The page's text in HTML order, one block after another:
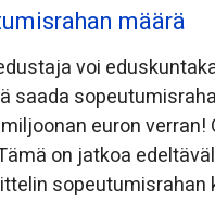
määrä
voi
saada
euron verran!
on jatkoa
sopeutumisrahan